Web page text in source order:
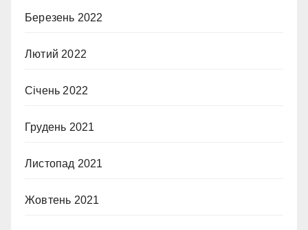
Березень 2022
Лютий 2022
Січень 2022
Грудень 2021
Листопад 2021
Жовтень 2021